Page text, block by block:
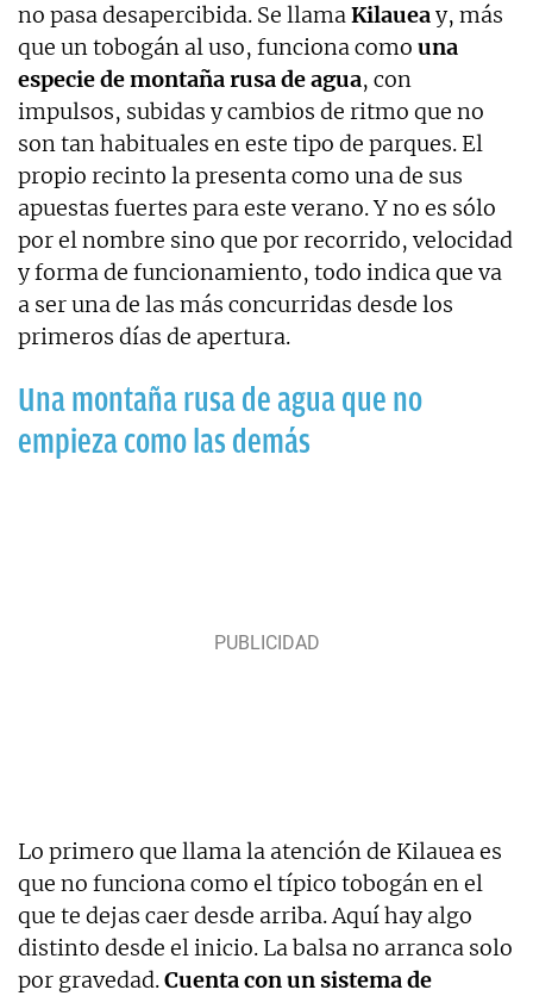
no pasa desapercibida. Se llamaKilaueay, más
que un tobogán al uso, funciona como una
especie de montaña rusa de agua, con
impulsos, subidas y cambios de ritmo que no
son tan habituales en este tipo de parques. El
propio recinto la presenta como una de sus
apuestas fuertes para este verano. Y no es sólo
por el nombre sino que por recorrido, velocidad
y forma de funcionamiento, todo indica que va
a ser una de las más concurridas desde los
primeros días de apertura.
Una montaña rusa de agua que no
empieza como las demás
Lo primero que llama la atención de Kilauea es
que no funciona como el típico tobogán en el
que te dejas caer desde arriba. Aquí hay algo
distinto desde el inicio. La balsa no arranca solo
por gravedad.Cuenta con un sistema de